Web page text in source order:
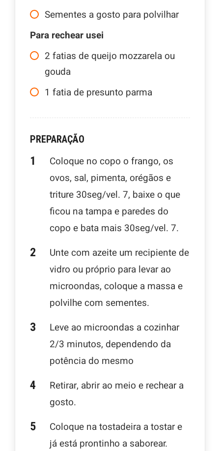
Sementes a gosto para polvilhar
Para rechear usei
2 fatias de queijo mozzarela ou
gouda
1 fatia de presunto parma
PREPARAÇÃO
Coloque no copo o frango, os
ovos, sal, pimenta, orégãos e
triture 30seg/vel. 7, baixe o que
ficou na tampa e paredes do
copo e bata mais 30seg/vel. 7.
Unte com azeite um recipiente de
vidro ou próprio para levar ao
microondas, coloque a massa e
polvilhe com sementes.
Leve ao microondas a cozinhar
2/3 minutos, dependendo da
potência do mesmo
Retirar, abrir ao meio e rechear a
gosto.
Coloque na tostadeira a tostar e
já está prontinho a saborear.